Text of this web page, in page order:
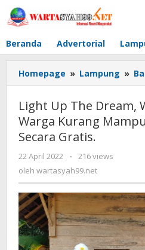
Lewati
ke
Beranda
Advertorial
Homepage » Lampung »
Light Up The Dream,
Warga Kurang
Secara Gratis.
22 April 2022
oleh
wartasyah99.net
-
216 views
oleh wartasyah99.net